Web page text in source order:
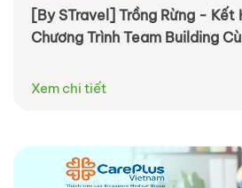
[By STravel] Trồng Rừng - Kết
Chương Trình Team Building
Xem chi tiết